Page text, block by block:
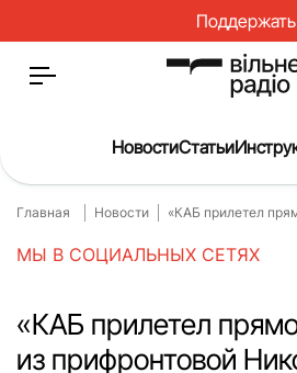
Поддержать
Главная
О нас
Спорт
НовостиСтатьи
Главная Новости «КАБ прилетел
МЫ В СОЦИАЛЬНЫХ СЕТЯХ
«КАБ прилетел
из прифронтовой